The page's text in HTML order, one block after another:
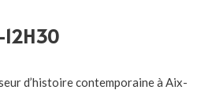
d’histoire contemporaine à Aix-